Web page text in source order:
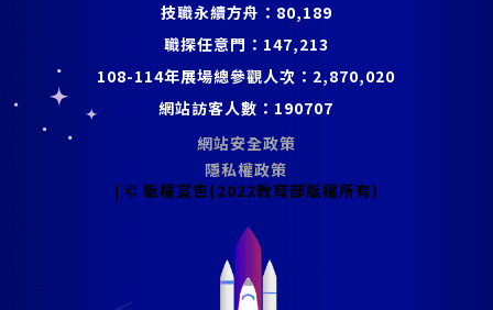
技職永續方舟： 80,189
職探任意門： 147,213
108-114年展場總參觀人次： 2,870,020
網站訪客人數： 190707
網站安全政策
隱私權政策
| © 版權宣告(2022教育部版權所有)